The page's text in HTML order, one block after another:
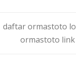
daftar ormastoto
ormastoto